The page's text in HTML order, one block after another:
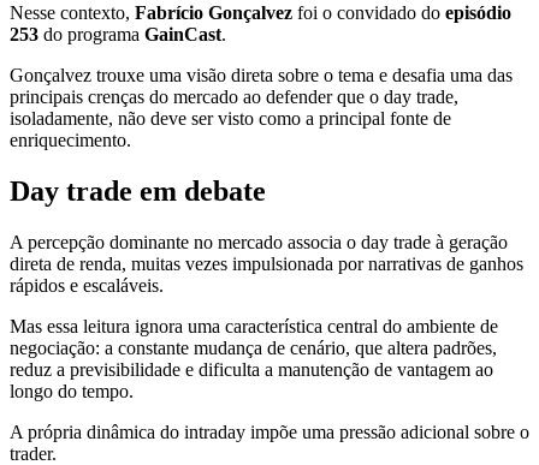
Nesse contexto, Fabrício Gonçalvez foi o convidado do episódio
253 do programa GainCast.
Gonçalvez trouxe uma visão direta sobre o tema e desafia uma das
principais crenças do mercado ao defender que o day trade,
isoladamente, não deve ser visto como a principal fonte de
enriquecimento.
Day trade em debate
A percepção dominante no mercado associa o day trade à geração
direta de renda, muitas vezes impulsionada por narrativas de ganhos
rápidos e escaláveis.
Mas essa leitura ignora uma característica central do ambiente de
negociação: a constante mudança de cenário, que altera padrões,
reduz a previsibilidade e dificulta a manutenção de vantagem ao
longo do tempo.
A própria dinâmica do intraday impõe uma pressão adicional sobre o
trader.